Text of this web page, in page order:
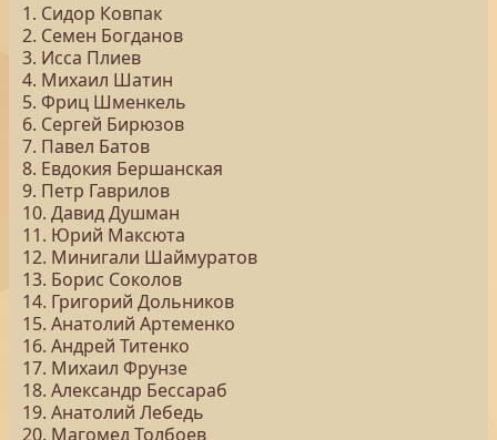
1. Сидор Ковпак
2. Семен Богданов
3. Исса Плиев
4. Михаил Шатин
5. Фриц Шменкель
6. Сергей Бирюзов
7. Павел Батов
8. Евдокия Бершанская
9. Петр Гаврилов
10. Давид Душман
11. Юрий Максюта
12. Минигали Шаймуратов
13. Борис Соколов
14. Григорий Дольников
15. Анатолий Артеменко
16. Андрей Титенко
17. Михаил Фрунзе
18. Александр Бессараб
19. Анатолий Лебедь
20. Магомед Толбоев